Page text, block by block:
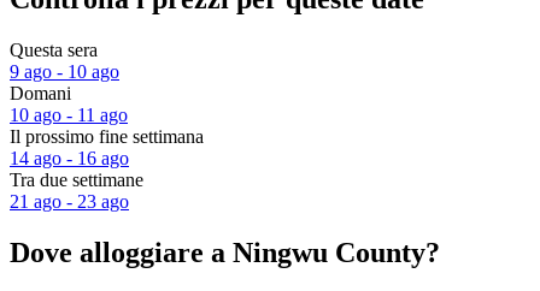
Questa sera
9 ago - 10 ago
Domani
10 ago - 11 ago
Il prossimo fine settimana
14 ago - 16 ago
Tra due settimane
21 ago - 23 ago
Dove alloggiare a Ningwu County?